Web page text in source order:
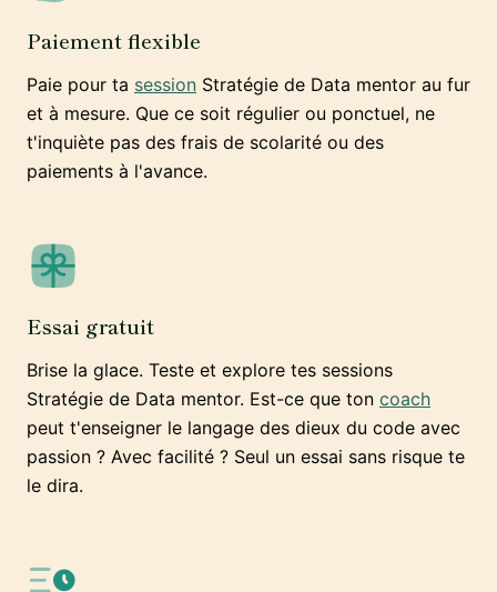
Paiement flexible
Paie pour ta session Stratégie de Data mentor au fur
et à mesure. Que ce soit régulier ou ponctuel, ne
t'inquiète pas des frais de scolarité ou des
paiements à l'avance.
Essai gratuit
Brise la glace. Teste et explore tes sessions
Stratégie de Data mentor. Est-ce que ton coach
peut t'enseigner le langage des dieux du code avec
passion ? Avec facilité ? Seul un essai sans risque te
le dira.